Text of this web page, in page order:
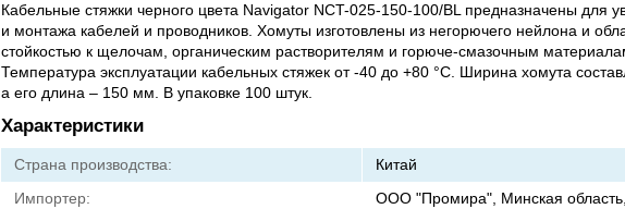
Кабельные стяжки черного цвета Navigator NCT-025-150-100/BL предназначены для
и монтажа кабелей и проводников. Хомуты изготовлены из негорючего нейлона и
стойкостью к щелочам, органическим растворителям и горюче-смазочным
Температура эксплуатации кабельных стяжек от -40 до +80 °C. Ширина хомута
а его длина – 150 мм. В упаковке 100 штук.
Характеристики
Страна производства:
Китай
Импортер:
ООО "Промира", Минская